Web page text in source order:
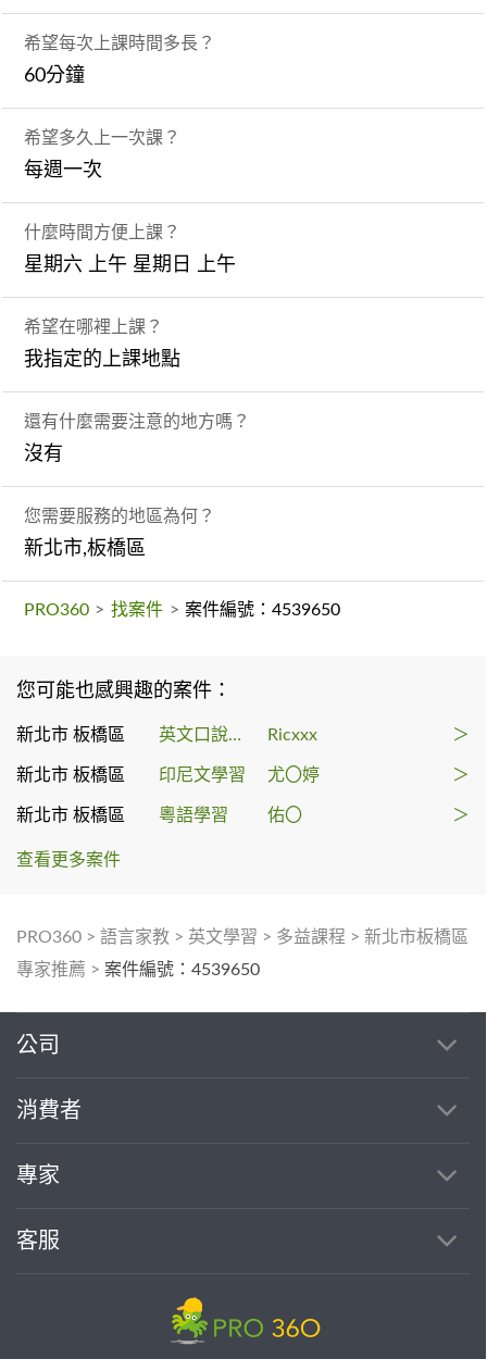
希望每次上課時間多長？
60分鐘
希望多久上一次課？
每週一次
什麼時間方便上課？
星期六 上午 星期日 上午
希望在哪裡上課？
我指定的上課地點
還有什麼需要注意的地方嗎？
沒有
您需要服務的地區為何？
新北市,板橋區
PRO360 > 找案件 > 案件編號：4539650
您可能也感興趣的案件：
新北市 板橋區 英文口說課程 Ricxxx ＞
新北市 板橋區 印尼文學習 尤〇婷 ＞
新北市 板橋區 粵語學習 佑〇 ＞
查看更多案件
PRO360 > 語言家教 > 英文學習 > 多益課程 > 新北市板橋區
專家推薦 > 案件編號：4539650
公司
消費者
專家
客服